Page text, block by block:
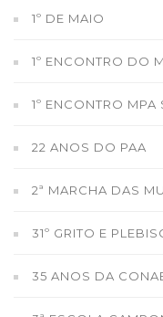
1º DE MAIO
1º ENCONTRO DO
1º ENCONTRO MPA
22 ANOS DO PAA
2ª MARCHA DAS
31º GRITO E
35 ANOS DA